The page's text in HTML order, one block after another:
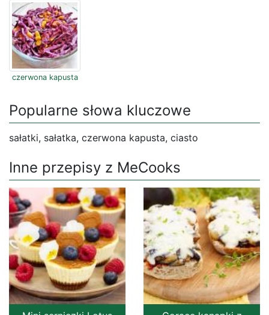
czerwona kapusta
Popularne słowa kluczowe
sałatki, sałatka, czerwona kapusta, ciasto
Inne przepisy z MeCooks